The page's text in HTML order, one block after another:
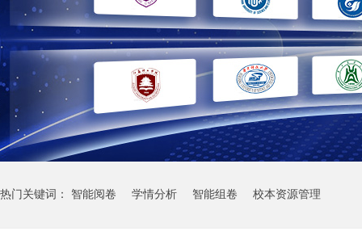
热门关键词： 智能阅卷 学情分析 智能组卷 校本资源管理